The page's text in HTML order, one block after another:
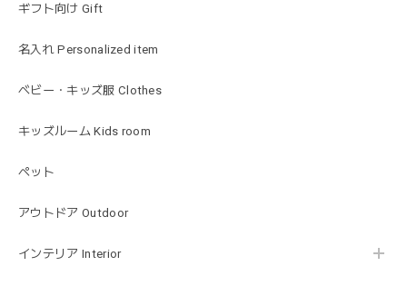
ギフト向け Gift
名入れ Personalized item
ベビー・キッズ服 Clothes
キッズルーム Kids room
ペット
アウトドア Outdoor
インテリア Interior
2026/01/17
出産祝いで渡しました。友人がとても喜んでおりました！可
可愛いファーストトイが届きました！ ありがとうございま